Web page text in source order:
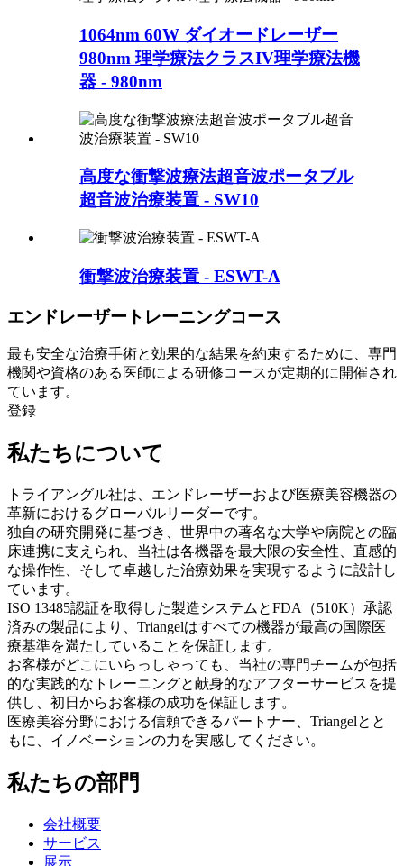
1064nm 60W ダイオードレーザー
980nm 理学療法クラスIV理学療法機
器 - 980nm
高度な衝撃波療法超音波ポータブル
超音波治療装置 - SW10
衝撃波治療装置 - ESWT-A
エンドレーザートレーニングコース
最も安全な治療手術と効果的な結果を約束するために、専門
機関や資格のある医師による研修コースが定期的に開催され
ています。
登録
私たちについて
トライアングル社は、エンドレーザーおよび医療美容機器の
革新におけるグローバルリーダーです。
独自の研究開発に基づき、世界中の著名な大学や病院との臨
床連携に支えられ、当社は各機器を最大限の安全性、直感的
な操作性、そして卓越した治療効果を実現するように設計し
ています。
ISO 13485認証を取得した製造システムとFDA（510K）承認
済みの製品により、Triangelはすべての機器が最高の国際医
療基準を満たしていることを保証します。
お客様がどこにいらっしゃっても、当社の専門チームが包括
的な実践的なトレーニングと献身的なアフターサービスを提
供し、初日からお客様の成功を保証します。
医療美容分野における信頼できるパートナー、Triangelとと
もに、イノベーションの力を実感してください。
私たちの部門
会社概要
サービス
展示